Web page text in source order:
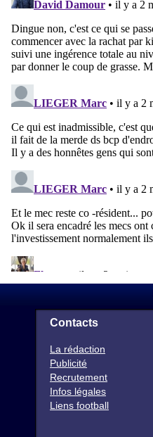
Contacts
La rédaction
Publicité
Recrutement
Infos légales
Liens football